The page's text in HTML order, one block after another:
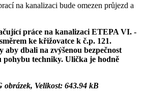
na kanalizaci bude omezen průjezd a
práce na kanalizaci ETEPA VI. -
ke křižovatce k č.p. 121.
aby dbali na zvýšenou bezpečnost
pohybu techniky. Ulička je hodně
obrázek, Velikost: 643.94 kB